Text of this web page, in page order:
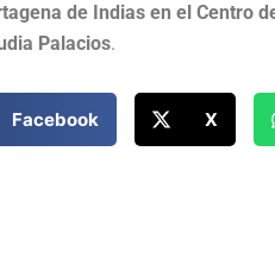
de Indias en el Centro
Palacios.
Facebook X